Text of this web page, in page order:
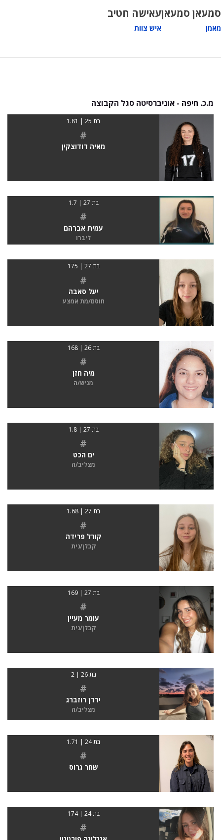
סמעאן סמעאן
מאמן
עאישה חטיב
איש צוות
מ.כ. חיפה - אוניברסיטה סגל הקבוצה
בת 25 | 1.81
#
מאיה דודוצקין
בת 27 | 1.7
#
עמית אברהם
ליברו
בת 27 | 175
#
יעל סאבה
חוסם/מת אמצע
בת 26 | 168
#
מיה חזן
מגיש/ה
בת 27 | 1.8
#
ים הכט
מצליב/ה
בת 27 | 1.68
#
קורל פרידה
קבלן/נית
בת 27 | 169
#
עומר מעיין
קבלן/נית
בת 26 | 2
#
ירדן רוזברג
מצליב/ה
בת 24 | 1.71
#
שחר גרוס
בת 24 | 174
#